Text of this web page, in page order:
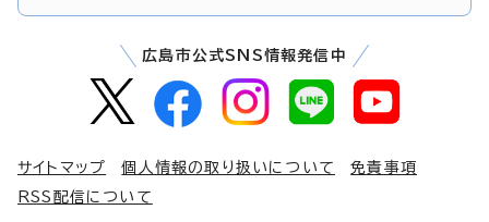
広島市公式SNS情報発信中
サイトマップ 個人情報の取り扱いについて
免責事項
RSS配信について